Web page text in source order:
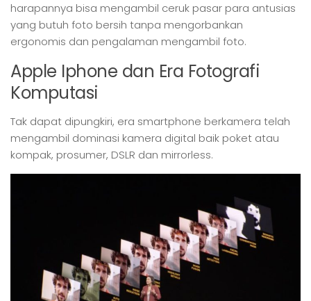
harapannya bisa mengambil ceruk pasar para antusias
yang butuh foto bersih tanpa mengorbankan
ergonomis dan pengalaman mengambil foto.
Apple Iphone dan Era Fotografi
Komputasi
Tak dapat dipungkiri, era smartphone berkamera telah
mengambil dominasi kamera digital baik poket atau
kompak, prosumer, DSLR dan mirrorless.